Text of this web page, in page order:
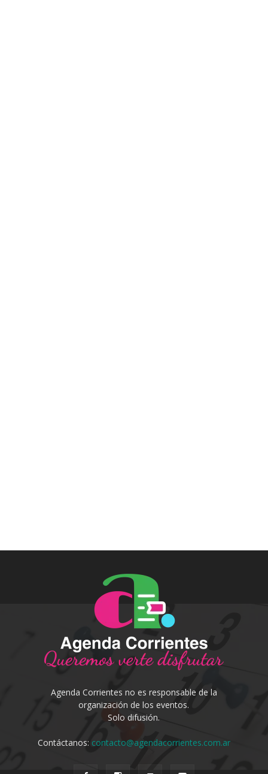
Agenda Corrientes no es responsable de la
organización de los eventos.
Solo difusión.
Contáctanos: contacto@agendacorrientes.com.ar